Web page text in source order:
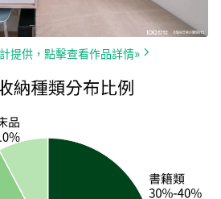
提供，點擊查看作品詳情»